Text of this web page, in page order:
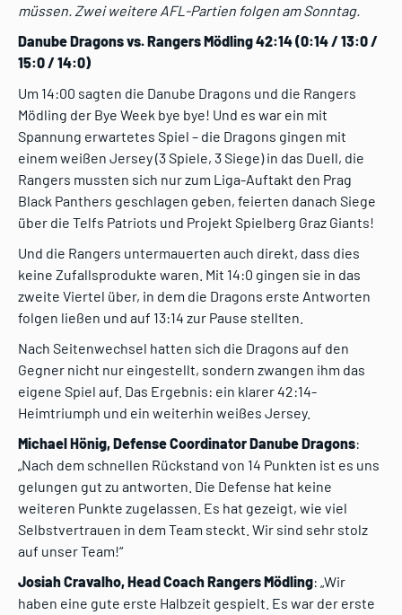
müssen. Zwei weitere AFL-Partien folgen am Sonntag.
Danube Dragons vs. Rangers Mödling 42:14 (0:14 / 13:0 /
15:0 / 14:0)
Um 14:00 sagten die Danube Dragons und die Rangers
Mödling der Bye Week bye bye! Und es war ein mit
Spannung erwartetes Spiel – die Dragons gingen mit
einem weißen Jersey (3 Spiele, 3 Siege) in das Duell, die
Rangers mussten sich nur zum Liga-Auftakt den Prag
Black Panthers geschlagen geben, feierten danach Siege
über die Telfs Patriots und Projekt Spielberg Graz Giants!
Und die Rangers untermauerten auch direkt, dass dies
keine Zufallsprodukte waren. Mit 14:0 gingen sie in das
zweite Viertel über, in dem die Dragons erste Antworten
folgen ließen und auf 13:14 zur Pause stellten.
Nach Seitenwechsel hatten sich die Dragons auf den
Gegner nicht nur eingestellt, sondern zwangen ihm das
eigene Spiel auf. Das Ergebnis: ein klarer 42:14-
Heimtriumph und ein weiterhin weißes Jersey.
Michael Hönig, Defense Coordinator Danube Dragons:
„Nach dem schnellen Rückstand von 14 Punkten ist es uns
gelungen gut zu antworten. Die Defense hat keine
weiteren Punkte zugelassen. Es hat gezeigt, wie viel
Selbstvertrauen in dem Team steckt. Wir sind sehr stolz
auf unser Team!“
Josiah Cravalho,Head Coach Rangers Mödling: „Wir
haben eine gute erste Halbzeit gespielt. Es war der erste